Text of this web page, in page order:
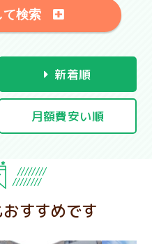
て検索
新着順
月額費安い順
すすめです